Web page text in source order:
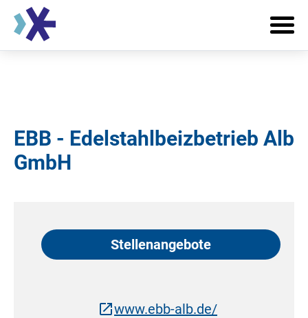
EBB - Edelstahlbeizbetrieb Alb
GmbH
Stellenangebote
www.ebb-alb.de/